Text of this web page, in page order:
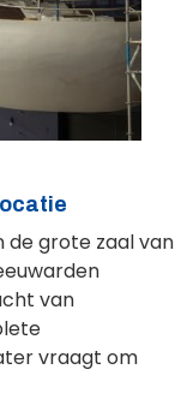
de grote zaal van
van
vraagt om